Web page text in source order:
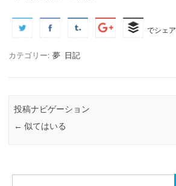
でシェア
カテゴリー: 夢 日記
投稿ナビゲーション
← 似てはいる